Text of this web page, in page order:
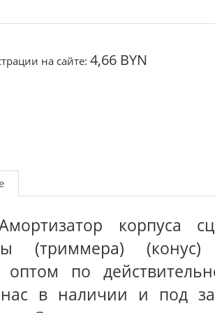
на сайте: 4,66 BYN
корпуса
(триммера)
оптом по
в наличии и под